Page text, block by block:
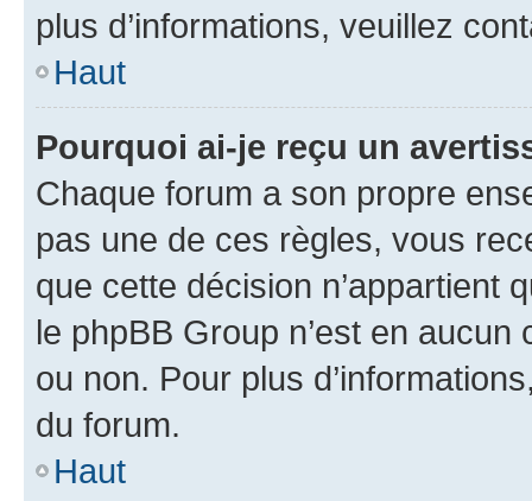
plus d’informations, veuillez
Haut
Pourquoi ai-je reçu un
Chaque forum a son propre
pas une de ces règles, vous
que cette décision n’appartient
le phpBB Group n’est en
ou non. Pour plus
du forum.
Haut